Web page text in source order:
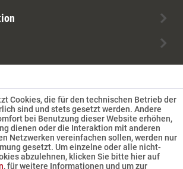
Cookies, die für den technischen Betrieb der
sind und stets gesetzt werden. Andere
bei Benutzung dieser Website erhöhen,
dienen oder die Interaktion mit anderen
Netzwerken vereinfachen sollen, werden nur
gesetzt. Um einzelne oder alle nicht-
abzulehnen, klicken Sie bitte hier auf
, für weitere Informationen und um zur